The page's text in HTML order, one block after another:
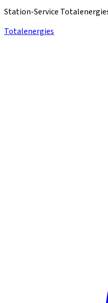
Station-Service
Totalenergies